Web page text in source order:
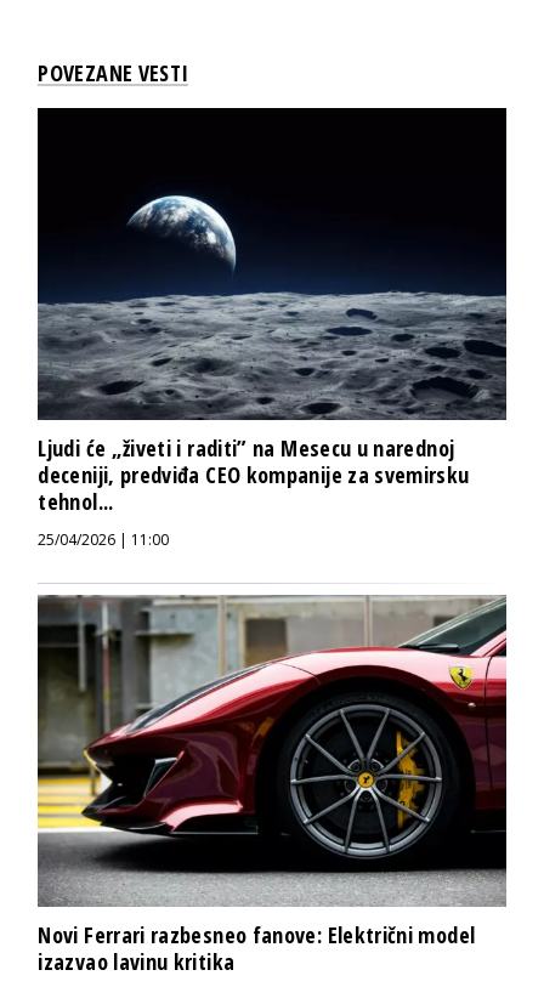
POVEZANE VESTI
Ljudi će „živeti i raditi” na Mesecu u narednoj
deceniji, predviđa CEO kompanije za svemirsku
tehnol...
25/04/2026 | 11:00
Novi Ferrari razbesneo fanove: Električni model
izazvao lavinu kritika